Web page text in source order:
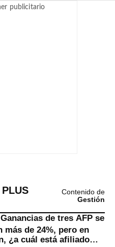
Contenido de
Gestión
Ganancias de tres AFP se
más de 24%, pero en
¿a cuál está afiliado